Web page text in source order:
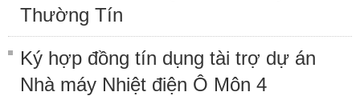
Thường Tín
Ký hợp đồng tín dụng tài trợ dự án
Nhà máy Nhiệt điện Ô Môn 4